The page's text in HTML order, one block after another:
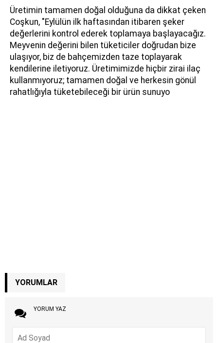
Üretimin tamamen doğal olduğuna da dikkat çeken
Coşkun, "Eylülün ilk haftasından itibaren şeker
değerlerini kontrol ederek toplamaya başlayacağız.
Meyvenin değerini bilen tüketiciler doğrudan bize
ulaşıyor, biz de bahçemizden taze toplayarak
kendilerine iletiyoruz. Üretimimizde hiçbir zirai ilaç
kullanmıyoruz; tamamen doğal ve herkesin gönül
rahatlığıyla tüketebileceği bir ürün sunuyo
YORUMLAR
YORUM YAZ